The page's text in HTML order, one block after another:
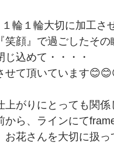
輪１輪大切に加工さ
笑顔』で過ごしたそ
込めて・・・・
せて頂いています
上がりにとっても関係
から、ラインにて
お花さんを大切に扱